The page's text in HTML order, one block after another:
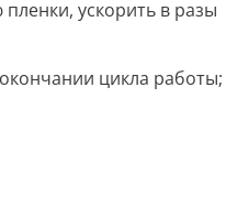
ускорить в разы
цикла работы;